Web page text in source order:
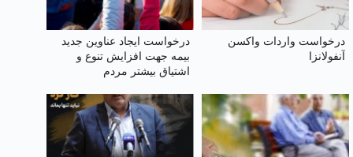
درخواست واردات واکسن
آنفولانزا
درخواست ایجاد عناوین جدید
بیمه جهت افزایش تنوع و
اشتیاق بیشتر مردم